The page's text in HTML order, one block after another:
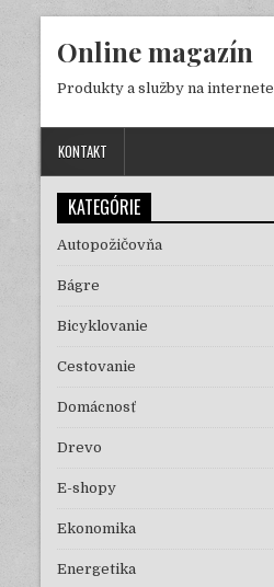
Online magazín
Produkty a služby na internete
KONTAKT
KATEGÓRIE
Autopožičovňa
Bágre
Bicyklovanie
Cestovanie
Domácnosť
Drevo
E-shopy
Ekonomika
Energetika